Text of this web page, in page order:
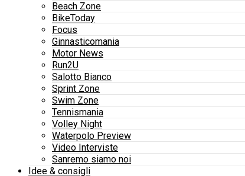
Beach Zone
BikeToday
Focus
Ginnasticomania
Motor News
Run2U
Salotto Bianco
Sprint Zone
Swim Zone
Tennismania
Volley Night
Waterpolo Preview
Video Interviste
Sanremo siamo noi
Idee & consigli